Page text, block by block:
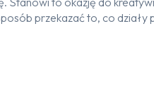
przekazać to, co działy